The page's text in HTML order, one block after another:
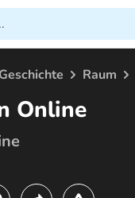
Geschichte Raum
Online